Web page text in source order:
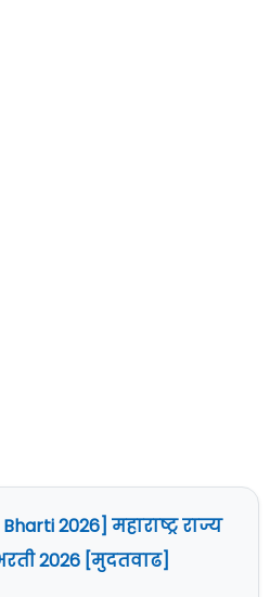
2026] महाराष्ट्र राज्य
2026 [मुदतवाढ]